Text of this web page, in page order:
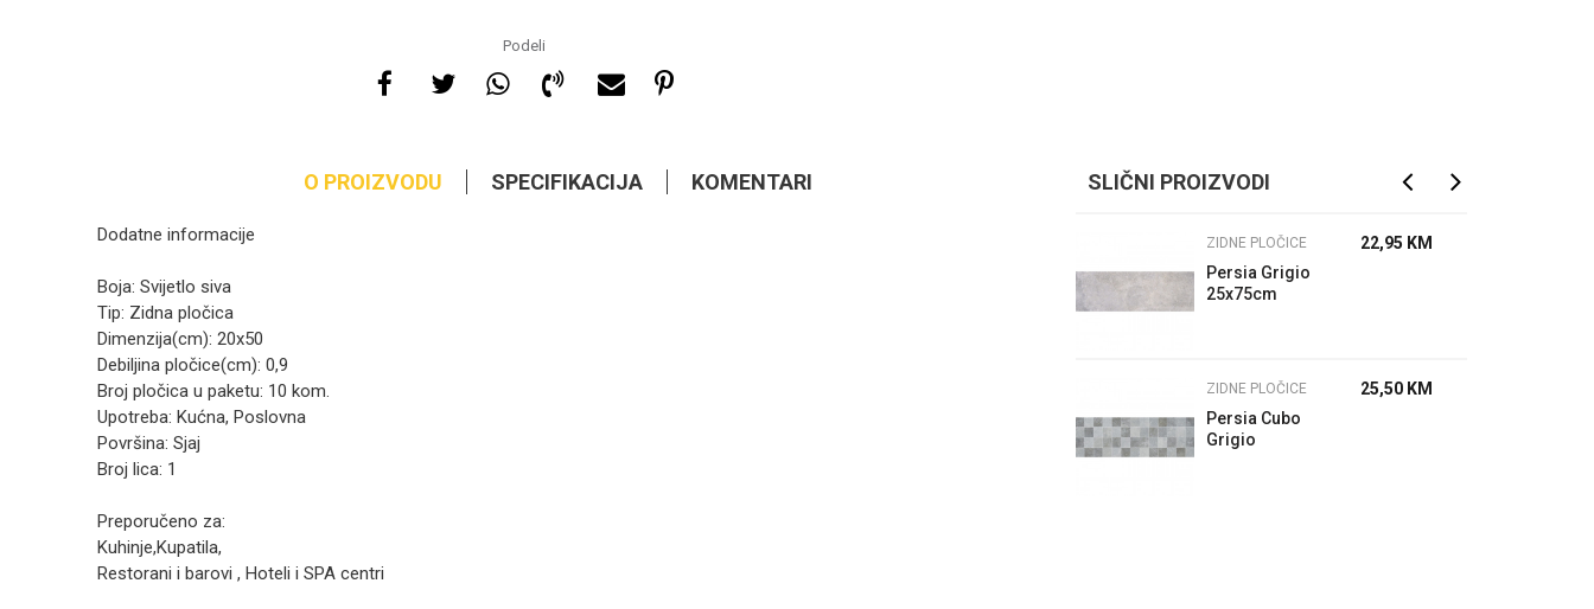
Podeli
O PROIZVODU SPECIFIKACIJA KOMENTARI
Dodatne informacije
Boja: Svijetlo siva
Tip: Zidna pločica
Dimenzija(cm): 20x50
Debiljina pločice(cm): 0,9
Broj pločica u paketu: 10 kom.
Upotreba: Kućna, Poslovna
Površina: Sjaj
Broj lica: 1
Preporučeno za:
Kuhinje,Kupatila,
Restorani i barovi , Hoteli i SPA centri
SLIČNI PROIZVODI
ZIDNE PLOČICE
Persia Grigio
25x75cm
22,95 KM
ZIDNE PLOČICE
Persia Cubo
Grigio
25,50 KM